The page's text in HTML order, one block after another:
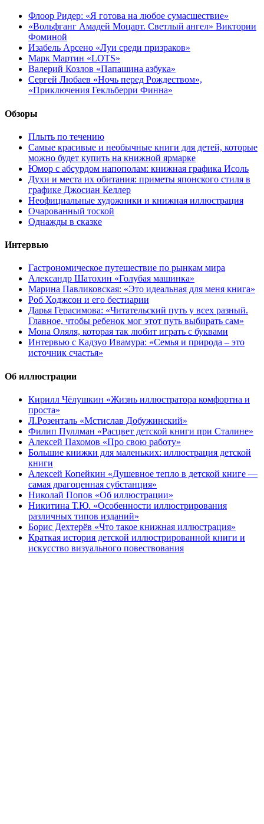
Флоор Ридер: «Я готова на любое сумасшествие»
«Вольфганг Амадей Моцарт. Светлый ангел» Виктории
Фоминой
Изабель Арсено «Луи среди призраков»
Марк Мартин «LOTS»
Валерий Козлов «Папашина азбука»
Сергей Любаев «Ночь перед Рождеством»,
«Приключения Гекльберри Финна»
Обзоры
Плыть по течению
Самые красивые и необычные книги для детей, которые
можно будет купить на книжной ярмарке
Юмор с абсурдом напополам: книжная графика Исоль
Духи и места их обитания: приметы японского стиля в
графике Джосиан Келлер
Неофициальные художники и книжная иллюстрация
Очарованный тоской
Однажды в сказке
Интервью
Гастрономическое путешествие по рынкам мира
Александр Шатохин «Голубая машинка»
Марина Павликовская: «Это идеальная для меня книга»
Роб Ходжсон и его бестиарии
Дарья Герасимова: «Читательский путь у всех разный.
Главное, чтобы ребенок мог этот путь выбирать сам»
Мона Оляля, которая так любит играть с буквами
Интервью с Кадзуо Ивамура: «Семья и природа – это
источник счастья»
Об иллюстрации
Кирилл Чёлушкин «Жизнь иллюстратора комфортна и
проста»
Л.Розенталь «Мстислав Добужинский»
Филип Пуллман «Расцвет детской книги при Сталине»
Алексей Пахомов «Про свою работу»
Большие книжки для маленьких: иллюстрация детской
книги
Алексей Копейкин «Душевное тепло в детской книге —
самая драгоценная субстанция»
Николай Попов «Об иллюстрации»
Никитина Т.Ю. «Особенности иллюстрирования
различных типов изданий»
Борис Дехтерёв «Что такое книжная иллюстрация»
Краткая история детской иллюстрированной книги и
искусство визуального повествования